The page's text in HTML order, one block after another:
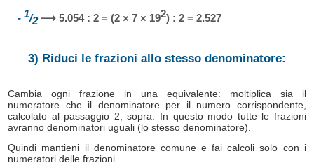
- 1/2 ⟶ 5.054 : 2 = (2 × 7 × 192) : 2 = 2.527
3) Riduci le frazioni allo stesso denominatore:
Cambia ogni frazione in una equivalente: moltiplica sia il
numeratore che il denominatore per il numero corrispondente,
calcolato al passaggio 2, sopra. In questo modo tutte le frazioni
avranno denominatori uguali (lo stesso denominatore).
Quindi mantieni il denominatore comune e fai calcoli solo con i
numeratori delle frazioni.